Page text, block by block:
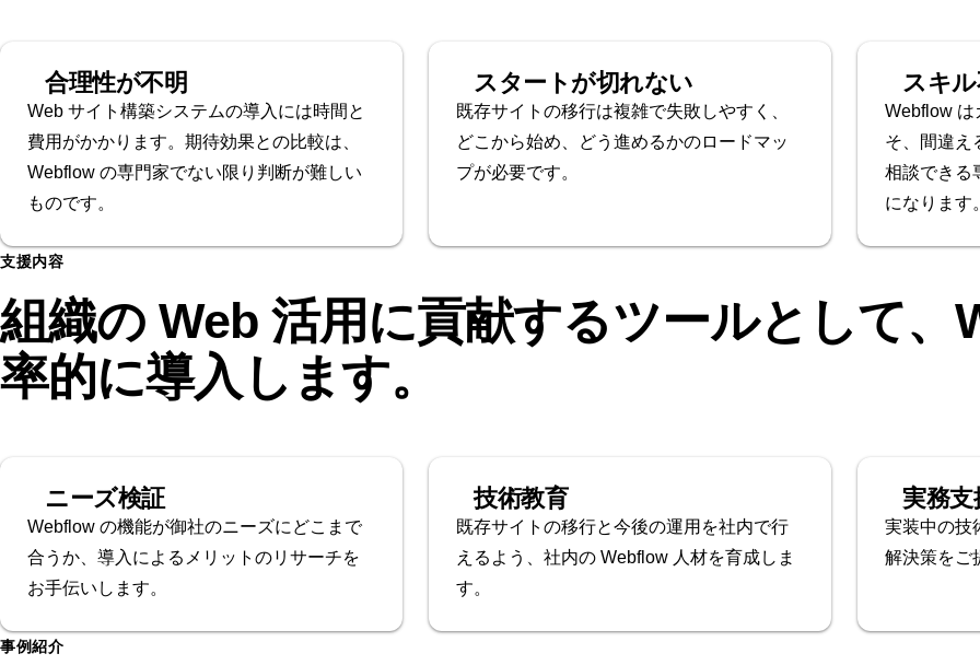
合理性が不明
Web サイト構築システムの導入には時間と
費用がかかります。期待効果との比較は、
Webflow の専門家でない限り判断が難しい
ものです。
スタートが切れない
既存サイトの移行は複雑で失敗しやすく、
どこから始め、どう進めるかのロードマッ
プが必要です。
スキ
Webflow は
そ、間違え
相談できる
になります。
支援内容
組織の Web 活用に貢献するツールとして、
率的に導入します。
ニーズ検証
Webflow の機能が御社のニーズにどこまで
合うか、導入によるメリットのリサーチを
お手伝いします。
技術教育
既存サイトの移行と今後の運用を社内で行
えるよう、社内の Webflow 人材を育成しま
す。
実務支
実装中の技
解決策をご
事例紹介